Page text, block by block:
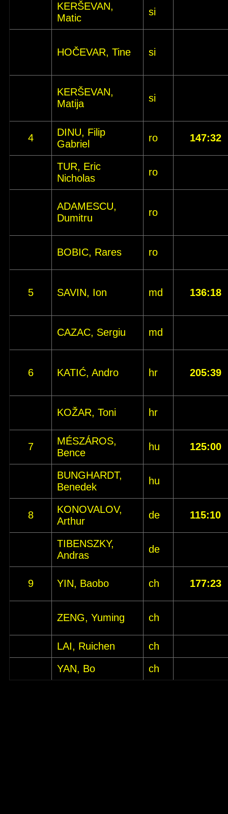
KERŠEVAN,
Matic
si
HOČEVAR, Tine si
KERŠEVAN,
Matija
si
4
DINU, Filip
Gabriel
ro 147:32
TUR, Eric
Nicholas
ro
ADAMESCU,
Dumitru
ro
BOBIC, Rares ro
5 SAVIN, Ion md 136:18
CAZAC, Sergiu md
6 KATIĆ, Andro hr 205:39
KOŽAR, Toni hr
7
MÉSZÁROS,
Bence
hu 125:00
BUNGHARDT,
Benedek
hu
8
KONOVALOV,
Arthur
de 115:10
TIBENSZKY,
Andras
de
9 YIN, Baobo ch 177:23
ZENG, Yuming ch
LAI, Ruichen
ch
YAN, Bo
ch